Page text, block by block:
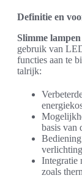
Definitie en
Slimme lampen
gebruik van
functies aan te
talrijk:
basis van
Integratie
zoals